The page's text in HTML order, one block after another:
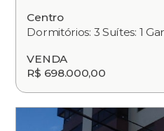
Centro
Dormitórios: 3 Suítes: 1
VENDA
R$ 698.000,00